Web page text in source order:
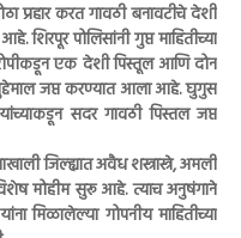
प्रहार करत गावठी बनावटीचे देशी
पोलिसांनी गुप्त माहितीच्या
एक देशी पिस्तूल आणि दोन
जप्त करण्यात आला आहे. घुगुस
सदर गावठी पिस्तल जप्त
जिल्ह्यात अवैध शस्त्रास्त्रे, अमली
मोहीम सुरू आहे. त्याच अनुषंगाने
मिळालेल्या गोपनीय माहितीच्या